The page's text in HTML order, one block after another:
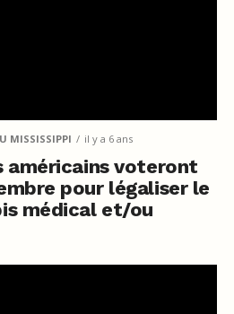
MISSISSIPPI il y a 6 ans
américains voteront
pour légaliser le
médical et/ou